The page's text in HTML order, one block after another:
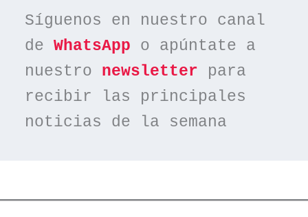
Síguenos en nuestro canal
de WhatsApp o apúntate a
nuestro newsletter para
recibir las principales
noticias de la semana